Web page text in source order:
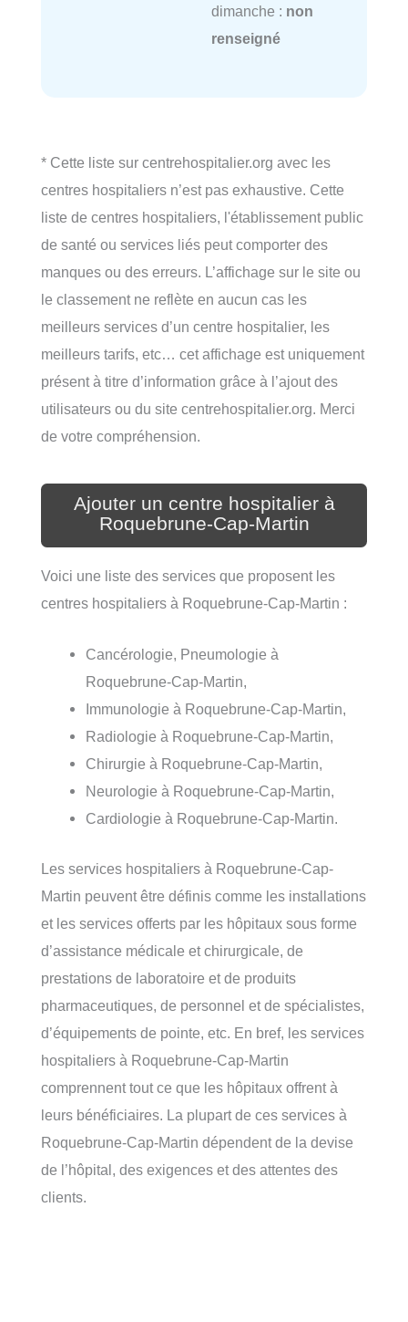
dimanche : non
renseigné
* Cette liste sur centrehospitalier.org avec les
centres hospitaliers n’est pas exhaustive. Cette
liste de centres hospitaliers, l'établissement public
de santé ou services liés peut comporter des
manques ou des erreurs. L’affichage sur le site ou
le classement ne reflète en aucun cas les
meilleurs services d’un centre hospitalier, les
meilleurs tarifs, etc… cet affichage est uniquement
présent à titre d’information grâce à l’ajout des
utilisateurs ou du site centrehospitalier.org. Merci
de votre compréhension.
Ajouter un centre hospitalier à
Roquebrune-Cap-Martin
Voici une liste des services que proposent les
centres hospitaliers à Roquebrune-Cap-Martin :
Cancérologie, Pneumologie à
Roquebrune-Cap-Martin,
Immunologie à Roquebrune-Cap-Martin,
Radiologie à Roquebrune-Cap-Martin,
Chirurgie à Roquebrune-Cap-Martin,
Neurologie à Roquebrune-Cap-Martin,
Cardiologie à Roquebrune-Cap-Martin.
Les services hospitaliers à Roquebrune-Cap-
Martin peuvent être définis comme les installations
et les services offerts par les hôpitaux sous forme
d’assistance médicale et chirurgicale, de
prestations de laboratoire et de produits
pharmaceutiques, de personnel et de spécialistes,
d’équipements de pointe, etc. En bref, les services
hospitaliers à Roquebrune-Cap-Martin
comprennent tout ce que les hôpitaux offrent à
leurs bénéficiaires. La plupart de ces services à
Roquebrune-Cap-Martin dépendent de la devise
de l’hôpital, des exigences et des attentes des
clients.